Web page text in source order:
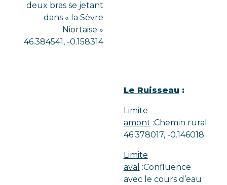
deux bras se jetant
dans « la Sèvre
Niortaise »
46.384541, -0.158314
Le Ruisseau :
Limite
amont :Chemin rural
46.378017, -0.146018
Limite
aval :Confluence
avec le cours d’eau